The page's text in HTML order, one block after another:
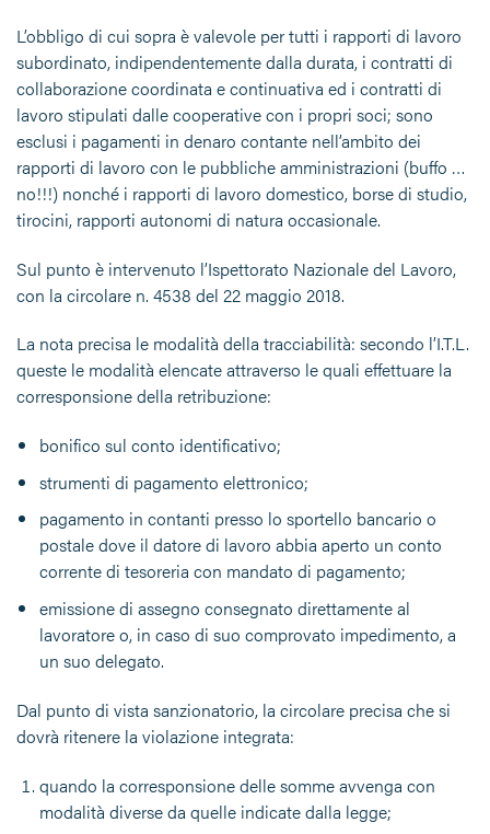
L’obbligo di cui sopra è valevole per tutti i rapporti di lavoro
subordinato, indipendentemente dalla durata, i contratti di
collaborazione coordinata e continuativa ed i contratti di
lavoro stipulati dalle cooperative con i propri soci; sono
esclusi i pagamenti in denaro contante nell’ambito dei
rapporti di lavoro con le pubbliche amministrazioni (buffo …
no!!!) nonché i rapporti di lavoro domestico, borse di studio,
tirocini, rapporti autonomi di natura occasionale.
Sul punto è intervenuto l’Ispettorato Nazionale del Lavoro,
con la circolare n. 4538 del 22 maggio 2018.
La nota precisa le modalità della tracciabilità: secondo l’I.T.L.
queste le modalità elencate attraverso le quali effettuare la
corresponsione della retribuzione:
bonifico sul conto identificativo;
strumenti di pagamento elettronico;
pagamento in contanti presso lo sportello bancario o
postale dove il datore di lavoro abbia aperto un conto
corrente di tesoreria con mandato di pagamento;
emissione di assegno consegnato direttamente al
lavoratore o, in caso di suo comprovato impedimento, a
un suo delegato.
Dal punto di vista sanzionatorio, la circolare precisa che si
dovrà ritenere la violazione integrata:
quando la corresponsione delle somme avvenga con
modalità diverse da quelle indicate dalla legge;